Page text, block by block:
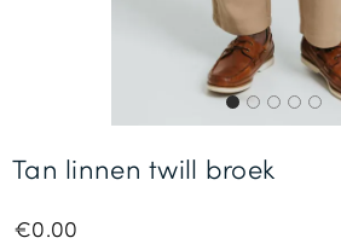
Gratis
€0.00
Tan linnen twill broek